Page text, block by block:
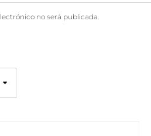
no será publicada.